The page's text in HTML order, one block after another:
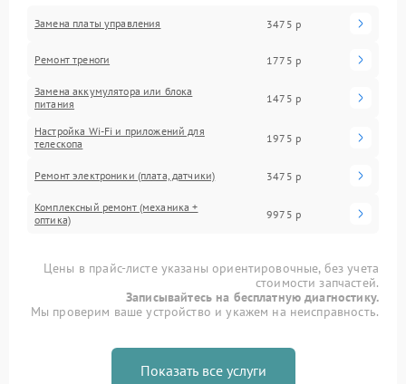
Замена платы управления 3475 р
Ремонт треноги 1775 р
Замена аккумулятора или блока
питания
1475 р
Настройка Wi-Fi и приложений для
телескопа
1975 р
Ремонт электроники (плата, датчики) 3475 р
Комплексный ремонт (механика +
оптика)
9975 р
Цены в прайс-листе указаны ориентировочные, без учета
стоимости запчастей.
Записывайтесь на бесплатную диагностику.
Мы проверим ваше устройство и укажем на неисправность.
Показать все услуги